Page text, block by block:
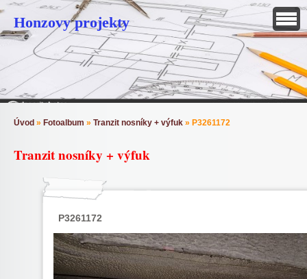
Honzovy projekty
Úvod » Fotoalbum » Tranzit nosníky + výfuk » P3261172
Tranzit nosníky + výfuk
P3261172